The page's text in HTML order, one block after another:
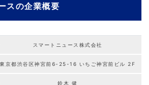
スの企業概要
スマートニュース株式会社
東京都渋谷区神宮前6-25-16 いちご神宮前ビル 2F
鈴木 健